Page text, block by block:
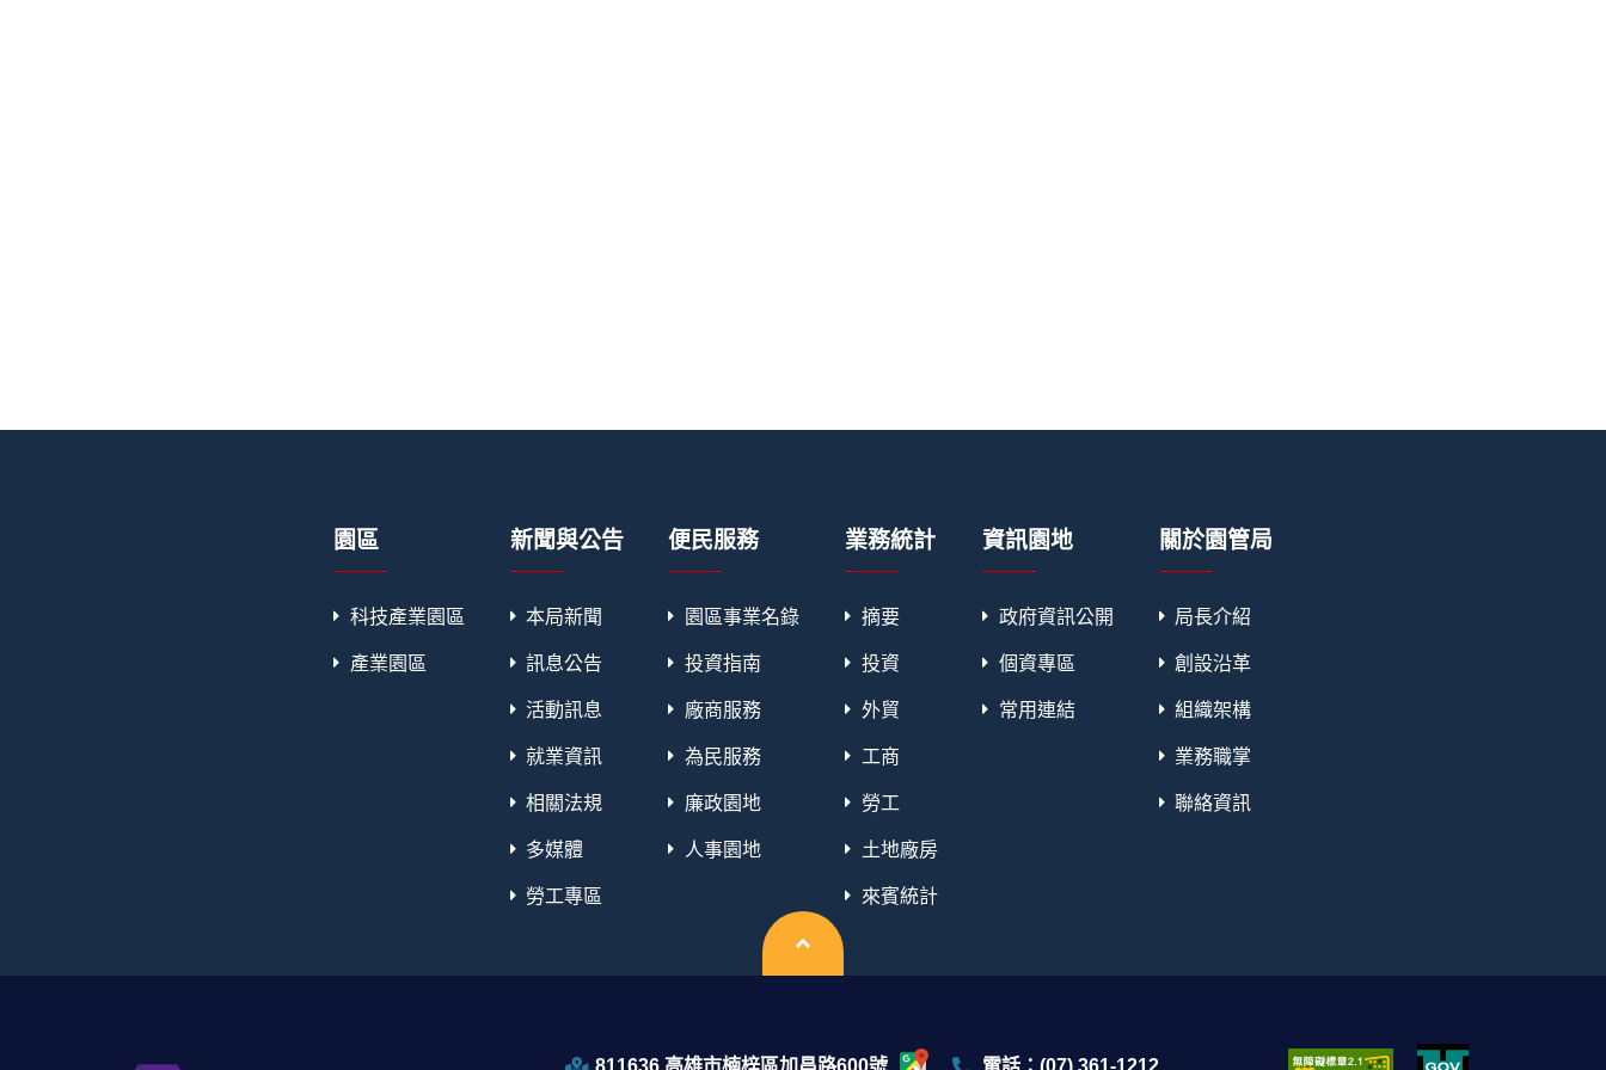
園區
科技產業園區
產業園區
新聞與公告
本局新聞
訊息公告
活動訊息
就業資訊
相關法規
多媒體
勞工專區
便民服務
園區事業名錄
投資指南
廠商服務
為民服務
廉政園地
人事園地
業務統計
摘要
投資
外貿
工商
勞工
土地廠房
來賓統計
資訊園地
政府資訊公開
個資專區
常用連結
關於園管局
局長介紹
創設沿革
組織架構
業務職掌
聯絡資訊
811636 高雄市楠梓區加昌路600號 電話：(07) 361-1212